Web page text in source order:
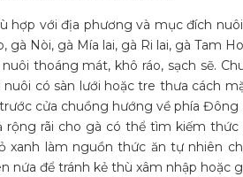
hợp với địa phương và mục đích
gà Nòi, gà Mía lai, gà Ri lai, gà Tam
thoáng mát, khô ráo, sạch sẽ.
có sàn lưới hoặc tre thưa cách
cửa chuồng hướng về phía
rộng rãi cho gà có thể tìm kiếm
xanh làm nguồn thức ăn tự nhiên
nứa để tránh kẻ thù xâm nhập hoặc